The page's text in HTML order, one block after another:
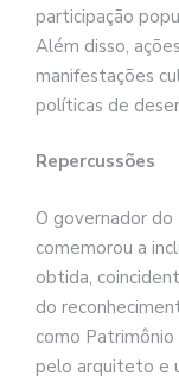
participação
Além disso,
manifestações
políticas de
Repercussões
O governador
comemorou a
obtida,
do
como
pelo arquiteto e